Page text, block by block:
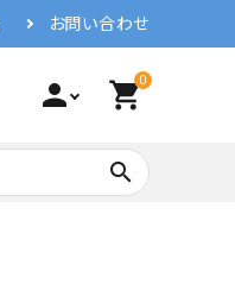
お問い合わせ
person 0
shopping_cart
search